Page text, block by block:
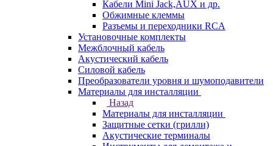
Кабели Mini Jack,AUX и др.
Обжимные клеммы
Разъемы и переходники RCA
Установочные комплекты
Межблочный кабель
Акустический кабель
Силовой кабель
Преобразователи уровня и шумоподавители
Материалы для инсталляции
Назад
Материалы для инсталляции
Защитные сетки (грилли)
Акустические терминалы